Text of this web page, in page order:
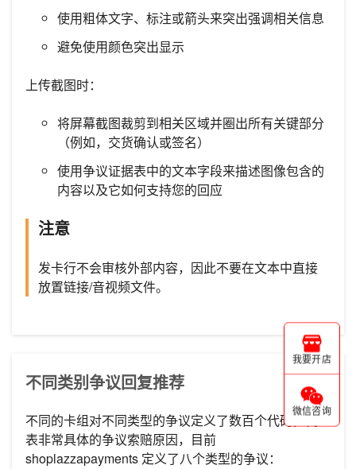
使用粗体文字、标注或箭头来突出强调相关信息
避免使用颜色突出显示
上传截图时：
将屏幕截图裁剪到相关区域并圈出所有关键部分
（例如，交货确认或签名）
使用争议证据表中的文本字段来描述图像包含的
内容以及它如何支持您的回应
注意
发卡行不会审核外部内容，因此不要在文本中直接
放置链接/音视频文件。
不同类别争议回复推荐
不同的卡组对不同类型的争议定义了数百个代码，代
表非常具体的争议索赔原因，目前
shoplazzapayments 定义了八个类型的争议：
我要开店
微信咨询